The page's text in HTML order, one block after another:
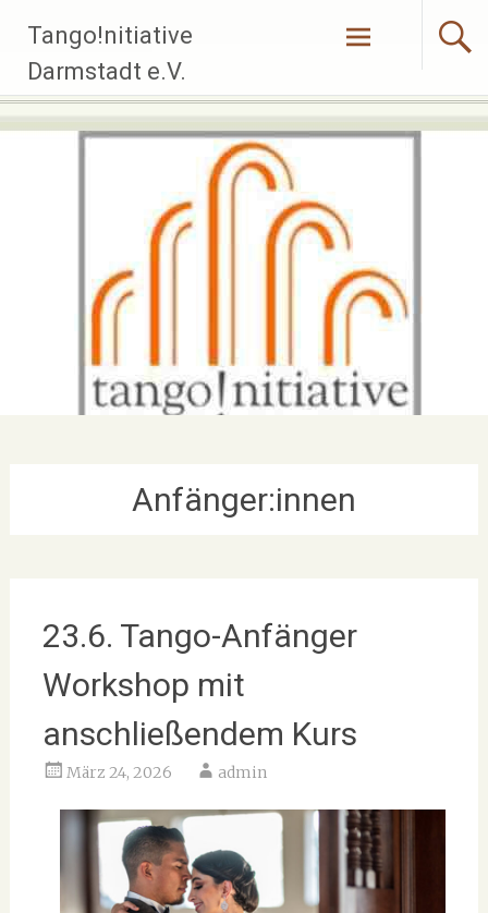
Inhalt
springen
Tango!nitiative
Darmstadt e.V.
Anfänger:innen
23.6. Tango-Anfänger
Workshop mit
anschließendem Kurs
März 24, 2026 admin